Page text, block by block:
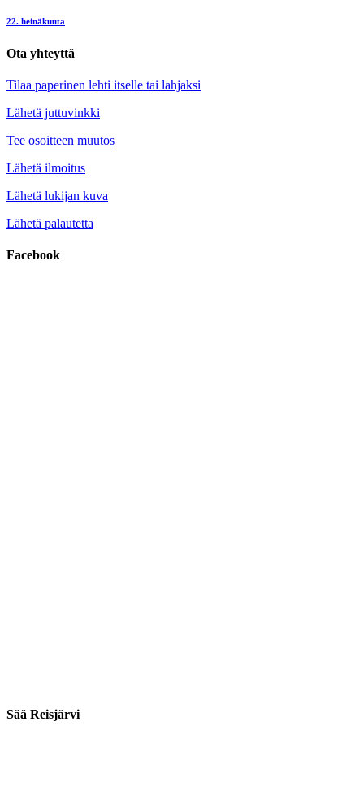
22. heinäkuuta
Ota yhteyttä
Tilaa paperinen lehti itselle tai lahjaksi
Lähetä juttuvinkki
Tee osoitteen muutos
Lähetä ilmoitus
Lähetä lukijan kuva
Lähetä palautetta
Facebook
Sää Reisjärvi